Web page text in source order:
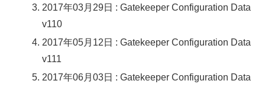
2017年03月29日 : Gatekeeper Configuration Data
v110
2017年05月12日 : Gatekeeper Configuration Data
v111
2017年06月03日 : Gatekeeper Configuration Data